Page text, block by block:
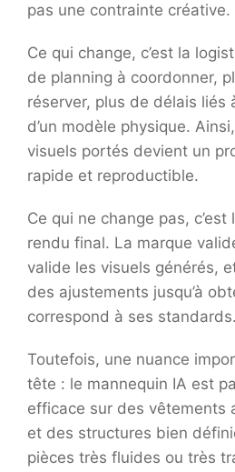
pas une contrainte créative.
Ce qui change, c’est la
de planning à coordonner,
réserver, plus de délais liés
d’un modèle physique.
visuels portés devient un
rapide et reproductible.
Ce qui ne change pas,
rendu final. La marque
valide les visuels générés,
des ajustements jusqu’à
correspond à ses standards.
Toutefois, une nuance
tête : le mannequin IA est
efficace sur des vêtements
et des structures bien
pièces très fluides ou très